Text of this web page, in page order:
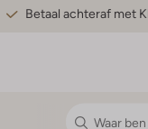
Betaal achteraf met